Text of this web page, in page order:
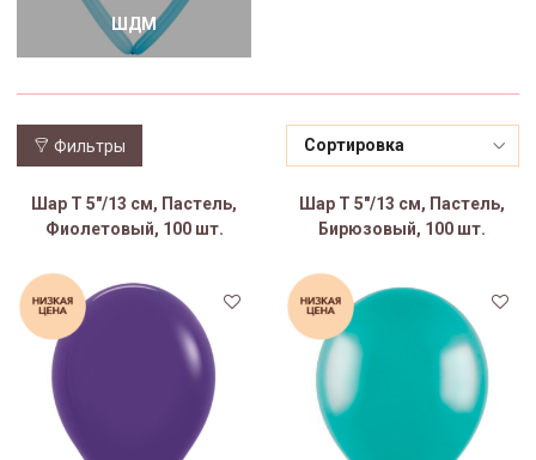
ШДМ
Фильтры
Шар Т 5"/13 см, Пастель,
Фиолетовый, 100 шт.
Шар Т 5"/13 см, Пастель,
Бирюзовый, 100 шт.